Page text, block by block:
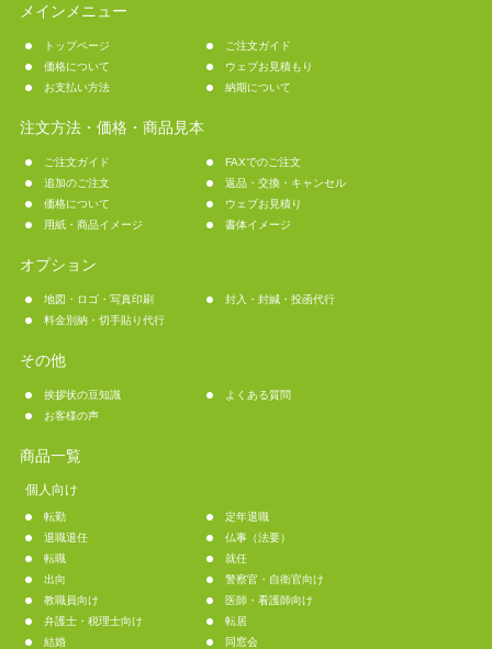
メインメニュー
トップページ
ご注文ガイド
価格について
ウェブお見積もり
お支払い方法
納期について
注文方法・価格・商品見本
ご注文ガイド
FAXでのご注文
追加のご注文
返品・交換・キャンセル
価格について
ウェブお見積り
用紙・商品イメージ
書体イメージ
オプション
地図・ロゴ・写真印刷
封入・封緘・投函代行
料金別納・切手貼り代行
その他
挨拶状の豆知識
よくある質問
お客様の声
商品一覧
個人向け
転勤
定年退職
退職退任
仏事（法要）
転職
就任
出向
警察官・自衛官向け
教職員向け
医師・看護師向け
弁護士・税理士向け
転居
結婚
同窓会